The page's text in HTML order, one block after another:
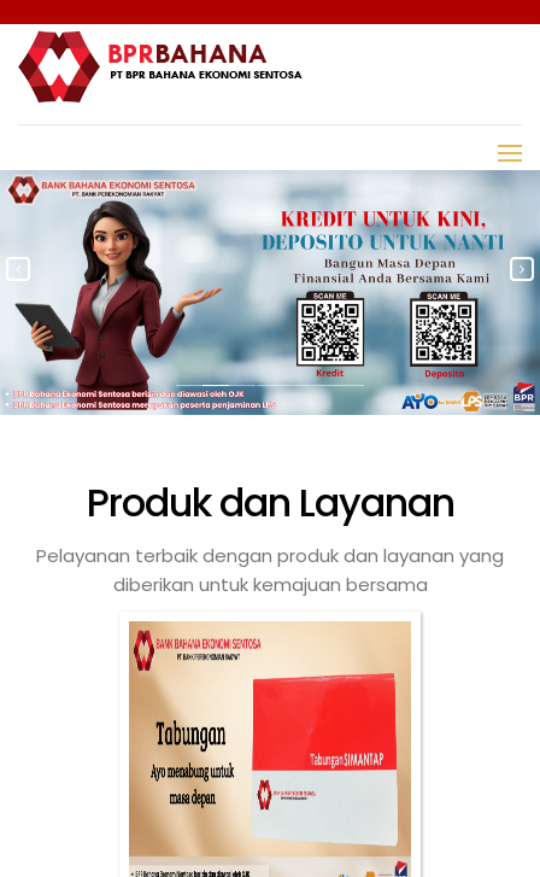
Produk dan Layanan
Pelayanan terbaik dengan produk dan layanan yang
diberikan untuk kemajuan bersama